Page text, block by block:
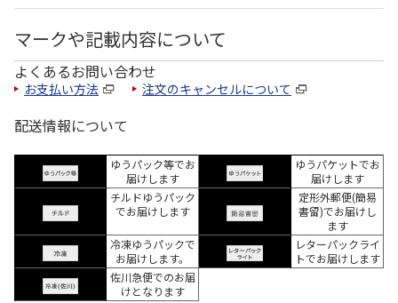
マークや記載内容について
よくあるお問い合わせ
お支払い方法 注文のキャンセルについて
配送情報について
ゆうパック等でお
届けします
ゆうパケットでお
届けします
チルドゆうパック
でお届けします
定形外郵便(簡易
書留)でお届けし
ます
冷凍ゆうパックで
お届けします。
レターパックライ
トでお届けします
佐川急便でのお届
けとなります